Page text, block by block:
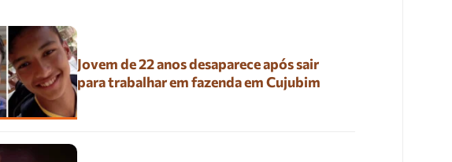
Jovem de 22 anos desaparece após sair
para trabalhar em fazenda em Cujubim